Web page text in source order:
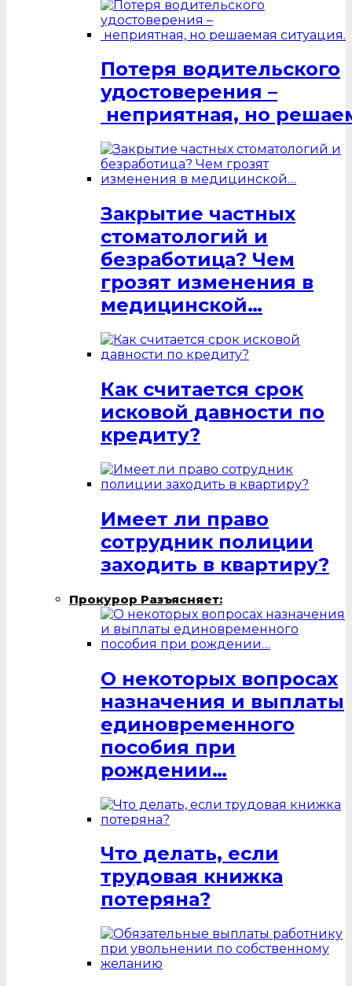
Потеря водительского
удостоверения –
неприятная, но
Закрытие частных
стоматологий и
безработица? Чем
грозят изменения в
медицинской…
Как считается срок
исковой давности по
кредиту?
Имеет ли право
сотрудник полиции
заходить в квартиру?
Прокурор Разъясняет:
О некоторых вопросах
назначения и выплаты
единовременного
пособия при
рождении…
Что делать, если
трудовая книжка
потеряна?